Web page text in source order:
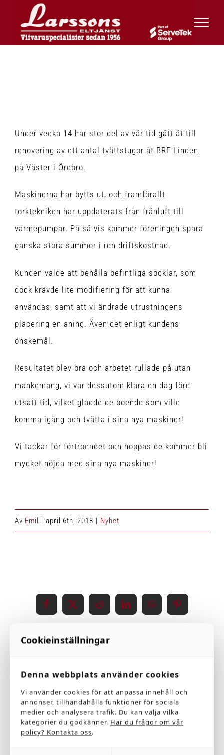
innehållet
Under vecka 14 har stor del av vår tid gått åt till
renovering av ett antal tvättstugor åt BRF Linden
på Väster i Örebro.
Maskinerna har bytts ut, och framförallt
torktekniken har uppdaterats från frånluft till
värmepumpar. På så vis kommer föreningen spara
ganska stora summor i ren driftskostnad.
Kunden valde att behålla befintliga socklar, som
dock krävde lite modifiering för att kunna
användas, samt att vi ändrade utrustningens
placering en aning. Även det enligt kundens
önskemål.
Resultatet blev bra och arbetet rullade på utan
mankemang, vi var dessutom klara en dag före
utsatt tid, vilket gladde de boende som ville
komma igång och tvätta i sina nya maskiner!
Vi tackar för förtroendet och hoppas de kommer bli
mycket nöjda med sina nya maskiner!
Av Emil | april 6th, 2018 | Nyhet
Facebook
X RedditLinkedInWhatsAppPinterest
Cookieinställningar
Denna webbplats använder cookies
Vi använder cookies för att anpassa innehåll och
annonser, tillhandahålla funktioner för sociala
medier och analysera trafik. Du kan välja vilka
kategorier du godkänner. Har du frågor om vår
policy? Kontakta oss.